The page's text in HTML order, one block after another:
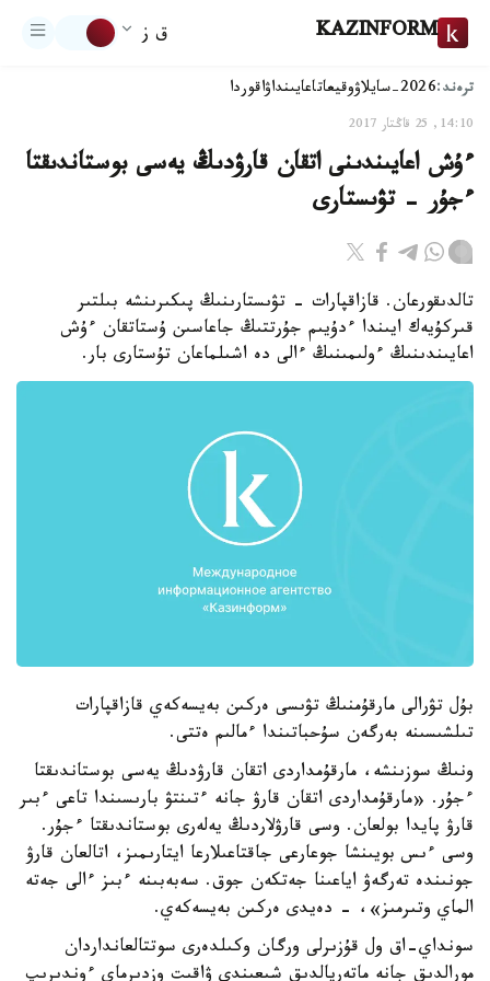
KAZINFORM ق ز
ترەند:2026-سايلاۋ وقيعاتاعايىنداۋاقوردا
14:10, 25 قاڭتار 2017
ءۇش اعايىندىنى اتقان قارۋدىڭ يەسى بوستاندىقتا
ءجۇر - تۋىستارى
تالدىقورعان. قازاقپارات - تۋىستارىنىڭ پىكىرىنشە بىلتىر
قىركۇيەك ايىندا ءدۇيىم جۇرتتىڭ جاعاسىن ۇستاتقان ءۇش
اعايىندىنىڭ ءولىمىنىڭ ءالى دە اشىلماعان تۇستارى بار.
بۇل تۋرالى مارقۇمنىڭ تۋىسى ەركىن بەيسەكەي قازاقپارات
تىلشىسىنە بەرگەن سۇحباتىندا ءمالىم ەتتى.
ونىڭ سوزىنشە، مارقۇمداردى اتقان قارۋدىڭ يەسى بوستاندىقتا
ءجۇر. «مارقۇمداردى اتقان قارۋ جانە ءتىنتۋ بارىسىندا تاعى ءبىر
قارۋ پايدا بولعان. وسى قارۋلاردىڭ يەلەرى بوستاندىقتا ءجۇر.
وسى ءىس بويىنشا جوعارعى جاقتاعىلارعا ايتارىمىز، اتالعان قارۋ
جونىندە تەرگەۋ اياعىنا جەتكەن جوق. سەبەبىنە ءبىز ءالى جەتە
الماي وتىرمىز»، - دەيدى ەركىن بەيسەكەي.
سونداي-اق ول قۇزىرلى ورگان وكىلدەرى سوتتالعانداردان